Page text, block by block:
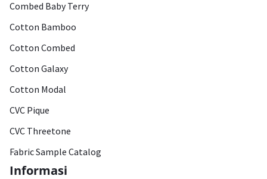
Combed Baby Terry
Cotton Bamboo
Cotton Combed
Cotton Galaxy
Cotton Modal
CVC Pique
CVC Threetone
Fabric Sample Catalog
Informasi